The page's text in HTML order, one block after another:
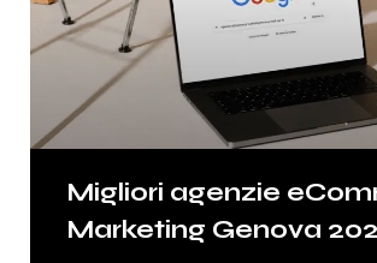
Migliori agenzie
Marketing Genova